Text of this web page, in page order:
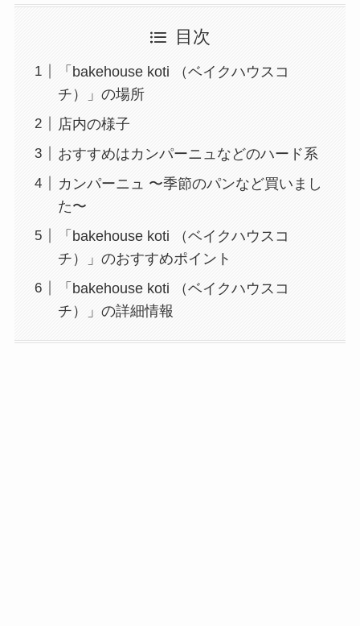
目次
「bakehouse koti （ベイクハウスコ
チ）」の場所
店内の様子
おすすめはカンパーニュなどのハード系
カンパーニュ 〜季節のパンなど買いまし
た〜
「bakehouse koti （ベイクハウスコ
チ）」のおすすめポイント
「bakehouse koti （ベイクハウスコ
チ）」の詳細情報